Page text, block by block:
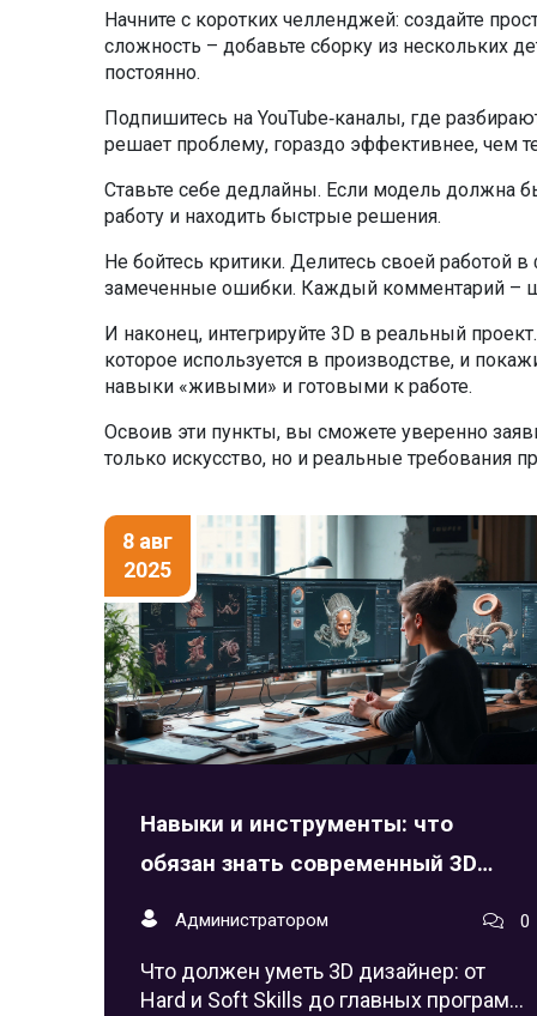
Начните с коротких челленджей: создайте
сложность – добавьте сборку из нескольких
постоянно.
Подпишитесь на YouTube‑каналы, где
решает проблему, гораздо эффективнее, чем
Ставьте себе дедлайны. Если модель должна
работу и находить быстрые решения.
Не бойтесь критики. Делитесь своей работой
замеченные ошибки. Каждый комментарий –
И наконец, интегрируйте 3D в реальный
которое используется в производстве, и
навыки «живыми» и готовыми к работе.
Освоив эти пункты, вы сможете уверенно
только искусство, но и реальные требования
8 авг
2025
Навыки и инструменты: что
обязан знать современный 3D
дизайнер
Администратором 0
Что должен уметь 3D дизайнер: от
Hard и Soft Skills до главных программ,